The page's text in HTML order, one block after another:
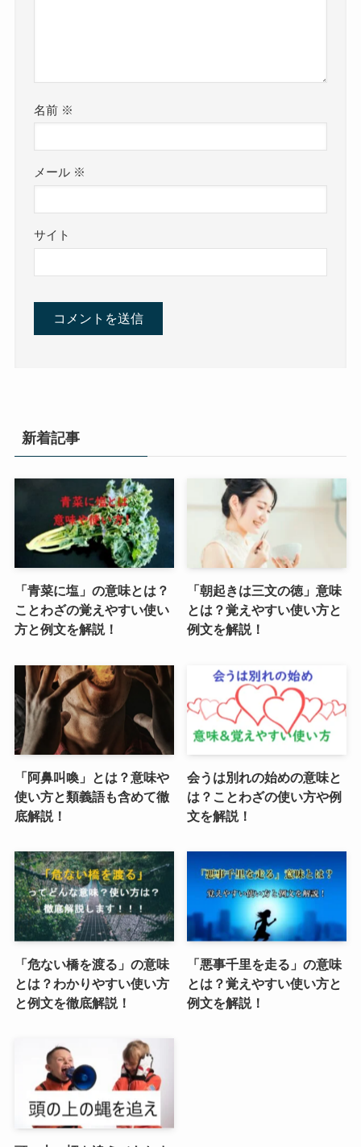
名前 ※
メール ※
サイト
新着記事
「青菜に塩」の意味とは？
ことわざの覚えやすい使い
方と例文を解説！
「朝起きは三文の徳」意味
とは？覚えやすい使い方と
例文を解説！
「阿鼻叫喚」とは？意味や
使い方と類義語も含めて徹
底解説！
会うは別れの始めの意味と
は？ことわざの使い方や例
文を解説！
「危ない橋を渡る」の意味
とは？わかりやすい使い方
と例文を徹底解説！
「悪事千里を走る」の意味
とは？覚えやすい使い方と
例文を解説！